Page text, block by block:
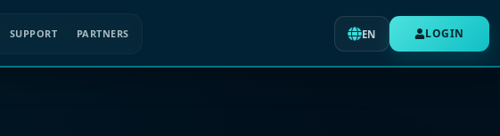
SUPPORT PARTNERS EN LOGIN